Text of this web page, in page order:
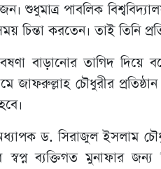
শুধুমাত্র পাবলিক
চিন্তা করতেন। তাই তিনি
বাড়ানোর তাগিদ দিয়ে
জাফরুল্লাহ চৌধুরীর
ড. সিরাজুল ইসলাম
স্বপ্ন ব্যক্তিগত মুনাফার